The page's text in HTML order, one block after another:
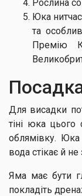
Рослина
Юка
та
Премію
Для висадки
тіні юка
облямівку.
вода стікає й
Яма має бути
покладіть